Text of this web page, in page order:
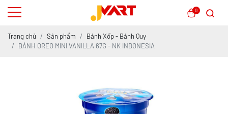
0
Trang chủ Sản phẩm
Bánh Xốp - Bánh Quy
BÁNH OREO MINI VANILLA 67G - NK INDONESIA